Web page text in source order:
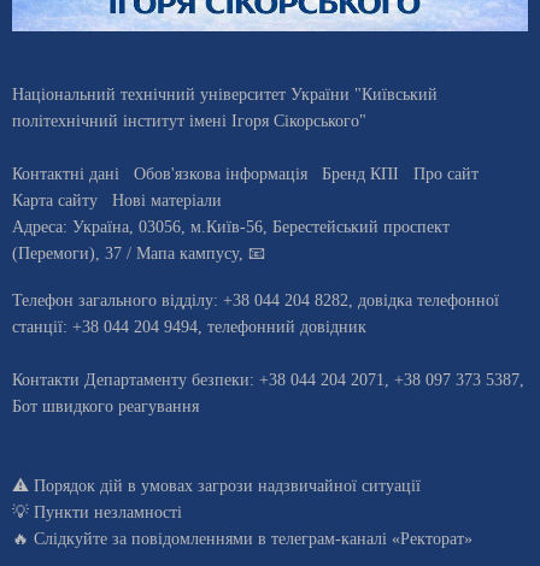
Національний технічний університет України "Київський
політехнічний інститут імені Ігоря Сікорського"
Контактні дані Обов'язкова інформація Бренд КПІ
Про сайт
Карта сайту
Нові матеріали
Адреса: Україна, 03056, м.Київ-56, Берестейський проспект
(Перемоги), 37 / Мапа кампусу, 📧
Телефон загального відділу: +38 044 204 8282, довiдка телефонної
станцiї: +38 044 204 9494, телефонний довідник
Контакти Департаменту безпеки: +38 044 204 2071, +38 097 373 5387,
Бот швидкого реагування
⚠️ Порядок дій в умовах загрози надзвичайної ситуації
💡 Пункти незламності
🔥 Слідкуйте за повідомленнями в телеграм-каналі «Ректорат»